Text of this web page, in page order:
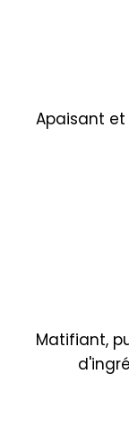
Apaisant
Matifiant,